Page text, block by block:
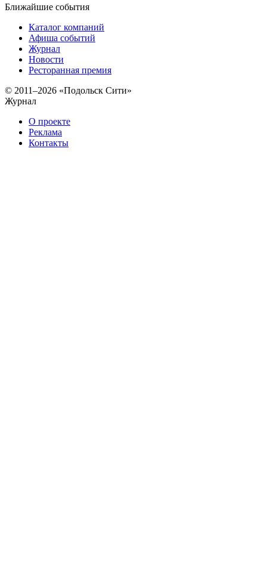
Ближайшие события
Каталог компаний
Афиша событий
Журнал
Новости
Ресторанная премия
© 2011–2026 «Подольск Сити»
Журнал
О проекте
Реклама
Контакты